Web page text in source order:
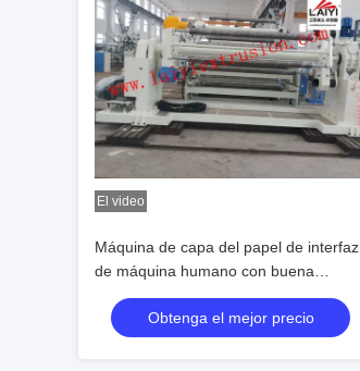
El video
Máquina de capa del papel de interfaz
de máquina humano con buena
capacidad de la adherencia
Obtenga el mejor precio